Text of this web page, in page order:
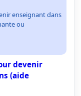
enseignant dans
ou
devenir
(aide